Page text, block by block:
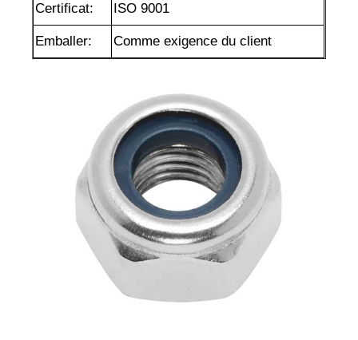
Certificat: ISO 9001
Emballer: Comme exigence du client